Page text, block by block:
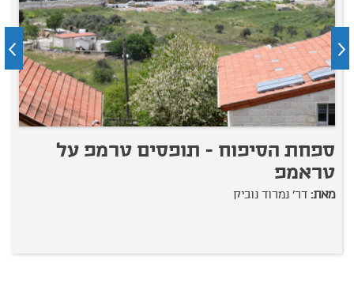
ספחת הסיפוח - תופסים טרמפ על
טראמפ
מאת: דר' נמרוד נוביק